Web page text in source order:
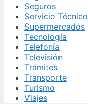
Seguros
Servicio Técnico
Supermercados
Tecnología
Telefonía
Televisión
Trámites
Transporte
Turismo
Viajes